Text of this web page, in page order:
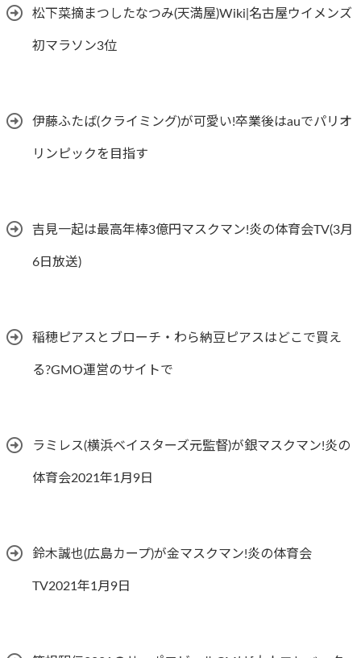
松下菜摘まつしたなつみ(天満屋)Wiki|名古屋ウイメンズ
初マラソン3位
伊藤ふたば(クライミング)が可愛い!卒業後はauでパリオ
リンピックを目指す
吉見一起は最高年棒3億円マスクマン!炎の体育会TV(3月
6日放送)
稲穂ピアスとブローチ・わら納豆ピアスはどこで買え
る?GMO運営のサイトで
ラミレス(横浜ベイスターズ元監督)が銀マスクマン!炎の
体育会2021年1月9日
鈴木誠也(広島カープ)が金マスクマン!炎の体育会
TV2021年1月9日